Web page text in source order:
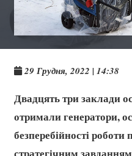
29 Грудня, 2022 | 14:38
Двадцять три заклади
отримали генератори,
безперебійності